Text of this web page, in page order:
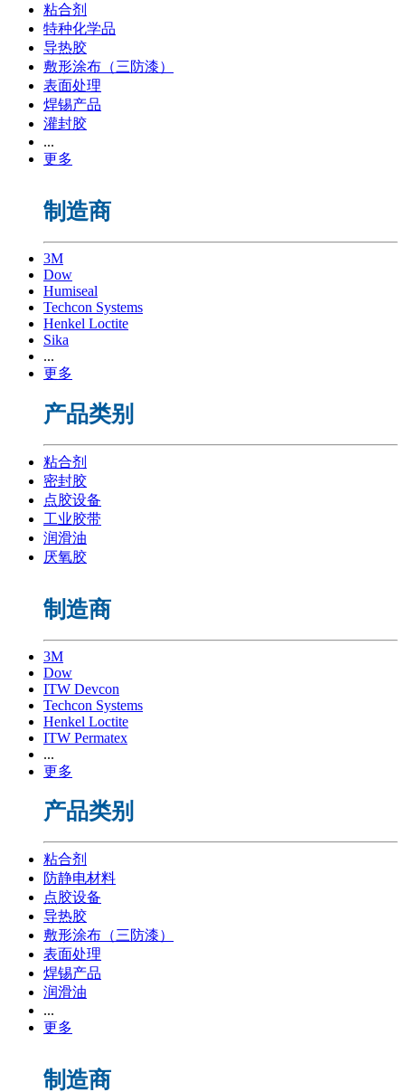
粘合剂
特种化学品
导热胶
敷形涂布（三防漆）
表面处理
焊锡产品
灌封胶
...
更多
制造商
3M
Dow
Humiseal
Techcon Systems
Henkel Loctite
Sika
...
更多
产品类别
粘合剂
密封胶
点胶设备
工业胶带
润滑油
厌氧胶
制造商
3M
Dow
ITW Devcon
Techcon Systems
Henkel Loctite
ITW Permatex
...
更多
产品类别
粘合剂
防静电材料
点胶设备
导热胶
敷形涂布（三防漆）
表面处理
焊锡产品
润滑油
...
更多
制造商